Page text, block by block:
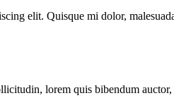
elit. Quisque mi dolor,
lorem quis bibendum